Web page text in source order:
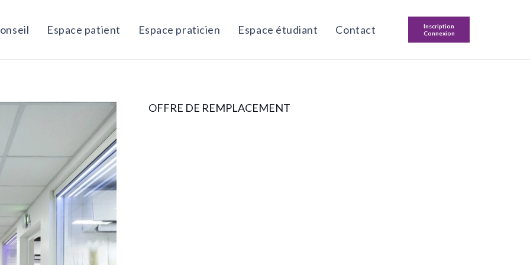
Espace patient Espace praticien Espace étudiant Contact
Inscription
Connexion
OFFRE DE REMPLACEMENT